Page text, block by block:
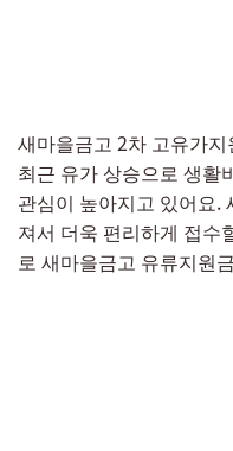
새마을금고 2차 고유가
최근 유가 상승으로 생활
관심이 높아지고 있어요.
져서 더욱 편리하게 접수
로 새마을금고 유류지원